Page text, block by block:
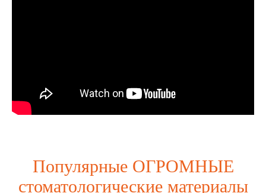
Популярные ОГРОМНЫЕ
стоматологические материалы